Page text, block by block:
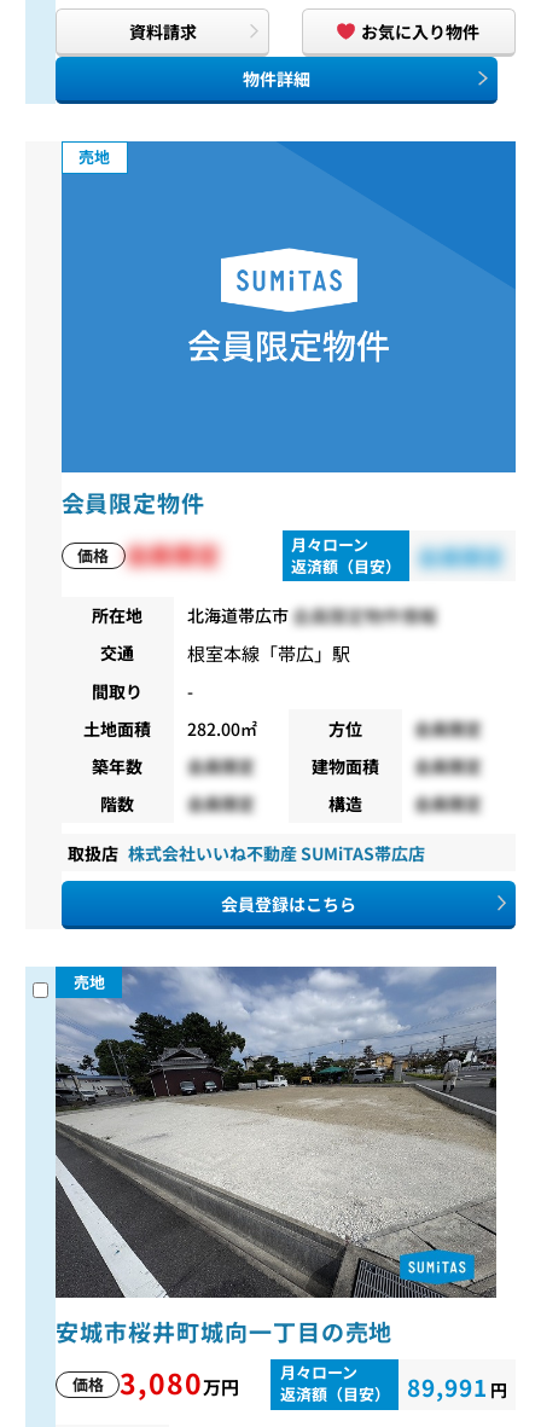
資料請求
お気に入り物件
物件詳細
売地
会員限定物件
価格 会員限定
月々ローン
返済額（目安）
会員限定
所在地 北海道帯広市会員限定物件情報
交通 根室本線 「帯広」駅
間取り
-
土地面積
282.00㎡ 方位
会員限定
築年数
会員限定 建物面積
会員限定
階数
会員限定 構造 会員限定
取扱店 株式会社いいね不動産 SUMiTAS帯広店
会員登録はこちら
売地
安城市桜井町城向一丁目の売地
価格 3,080万円
月々ローン
返済額（目安）
89,991 円